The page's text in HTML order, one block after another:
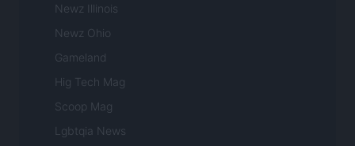
Newz Illinois
Newz Ohio
Gameland
Hig Tech Mag
Scoop Mag
Lgbtqia News